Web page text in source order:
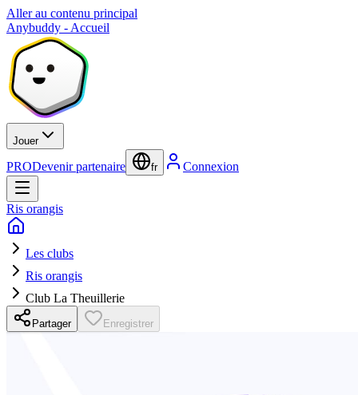
Aller au contenu principal
Anybuddy - Accueil
Jouer
PRODevenir partenaire fr Connexion
Ris orangis
Les clubs
Ris orangis
Club La Theuillerie
Partager Enregistrer